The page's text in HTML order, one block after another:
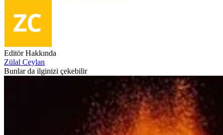
Editör Hakkında
Zülal Ceylan
Bunlar da ilginizi çekebilir